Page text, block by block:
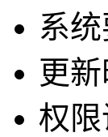
系
更新
权限